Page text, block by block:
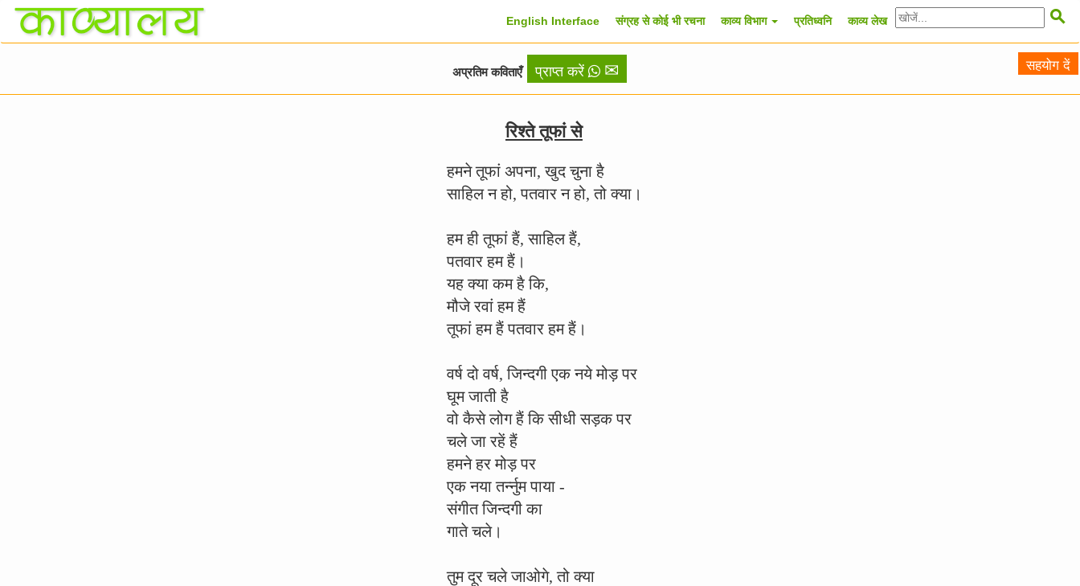

English Interface संग्रह से कोई भी रचना काव्य विभाग प्रतिध्वनि काव्य लेख
सहयोग दें
अप्रतिम कविताएँ प्राप्त करें ✉
रिश्ते तूफां से
हमने तूफां अपना, खुद चुना है
साहिल न हो, पतवार न हो, तो क्या।
हम ही तूफां हैं, साहिल हैं,
पतवार हम हैं।
यह क्या कम है कि,
मौजे रवां हम हैं
तूफां हम हैं पतवार हम हैं।
वर्ष दो वर्ष, जिन्दगी एक नये मोड़ पर
घूम जाती है
वो कैसे लोग हैं कि सीधी सड़क पर
चले जा रहें हैं
हमने हर मोड़ पर
एक नया तर्न्नुम पाया -
संगीत जिन्दगी का
गाते चले।
तुम दूर चले जाओगे, तो क्या